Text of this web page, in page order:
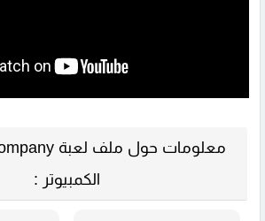
الكمبيوتر :